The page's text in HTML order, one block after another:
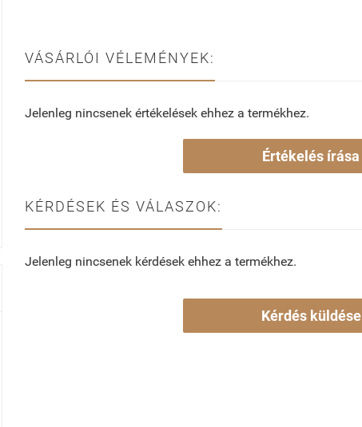
VÁSÁRLÓI VÉLEMÉNYEK:
Jelenleg nincsenek értékelések ehhez a termékhez.
Értékelés írása
KÉRDÉSEK ÉS VÁLASZOK:
Jelenleg nincsenek kérdések ehhez a termékhez.
Kérdés küldése